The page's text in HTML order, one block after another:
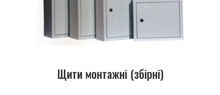
Щити монтажні (збірні)